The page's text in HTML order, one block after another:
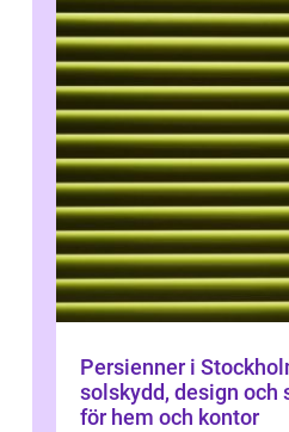
Persienner i
solskydd, design och
för hem och kontor